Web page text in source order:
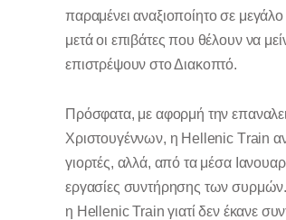
παραμένει αναξιοποίητο σε
μετά οι επιβάτες που θέλουν να
επιστρέψουν στο Διακοπτό.
Πρόσφατα, με αφορμή την
Χριστουγέννων, η Ηellenic Τrain
γιορτές, αλλά, από τα μέσα
εργασίες συντήρησης των συρμών.
η Ηellenic Train γιατί δεν έκανε